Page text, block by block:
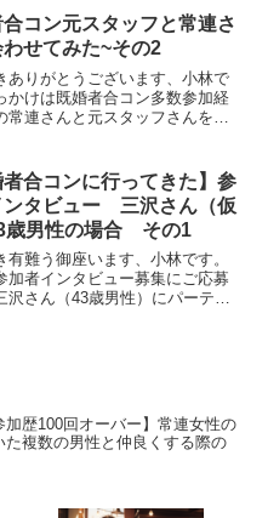
、素朴とは言えないかもしれま
回から会の様子を...
コン元スタッフと常連さ
わせてみた~その2
ありがとうございます、小林で
かけは既婚者合コン多数参加経
常連さんと元スタッフさんを会
、素朴とは言えないかもしれま
回から会の様子を...
者合コンに行ってきた】参
ンタビュー 三沢さん（仮
歳男性の場合 その1
有難う御座います、小林です。
加者インタビュー募集にご応募
沢さん（43歳男性）にパーティ
加歴100回オーバー】常連女性の
た複数の男性と仲良くする際の